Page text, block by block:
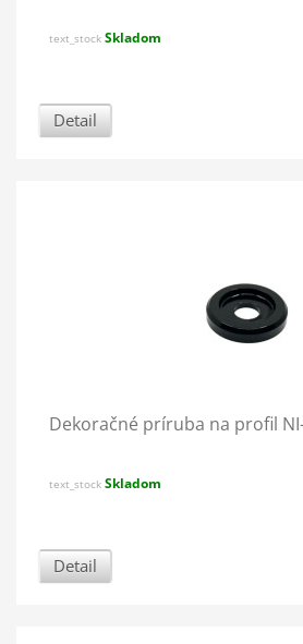
text_stock Skladom
Detail
Dekoračné príruba na profil
text_stock Skladom
Detail